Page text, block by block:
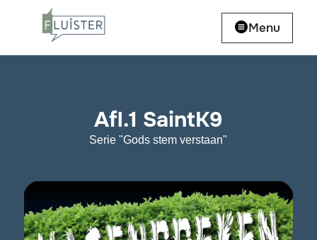
Menu
Afl.1 SaintK9
Serie "Gods stem verstaan"